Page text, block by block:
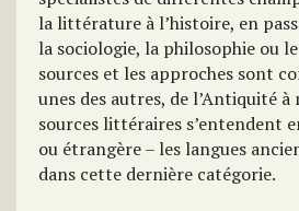
la littérature à l’histoire, en
la sociologie, la philosophie ou
sources et les approches sont
unes des autres, de l’Antiquité à
sources littéraires s’entendent
ou étrangère – les langues
dans cette dernière catégorie.